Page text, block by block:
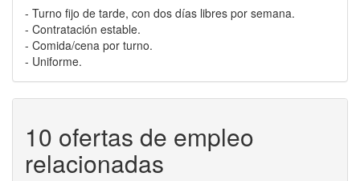
- Turno fijo de tarde, con dos días libres por semana.
- Contratación estable.
- Comida/cena por turno.
- Uniforme.
10 ofertas de empleo
relacionadas